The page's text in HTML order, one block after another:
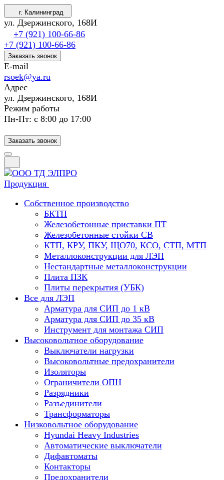
г. Калининград
ул. Дзержинского, 168И
+7 (921) 100-66-86
+7 (921) 100-66-86
Заказать звонок
E-mail
rsoek@ya.ru
Адрес
ул. Дзержинского, 168И
Режим работы
Пн-Пт: с 8:00 до 17:00
Заказать звонок
Продукция
Собственное производство
БКТП
Железобетонные приставки ПТ
Железобетонные стойки СВ
КТП, КРУ, ПКУ, ЩО70, КСО, СТП, МТП
Металлоконструкции для ЛЭП
Нестандартные металлоконструкции
Плита ПЗК
Плиты перекрытия (УБК)
Все для ЛЭП
Арматура для СИП до 1 кВ
Арматура для СИП до 35 кВ
Инструмент для монтажа СИП
Высоковольтное оборудование
Выключатели нагрузки
Высоковольтные предохранители
Изоляторы
Ограничители ОПН
Разрядники
Разъединители
Трансформаторы
Низковольтное оборудование
Hyundai Heavy Industries
Автоматические выключатели
Дифавтоматы
Контакторы
Предохранители